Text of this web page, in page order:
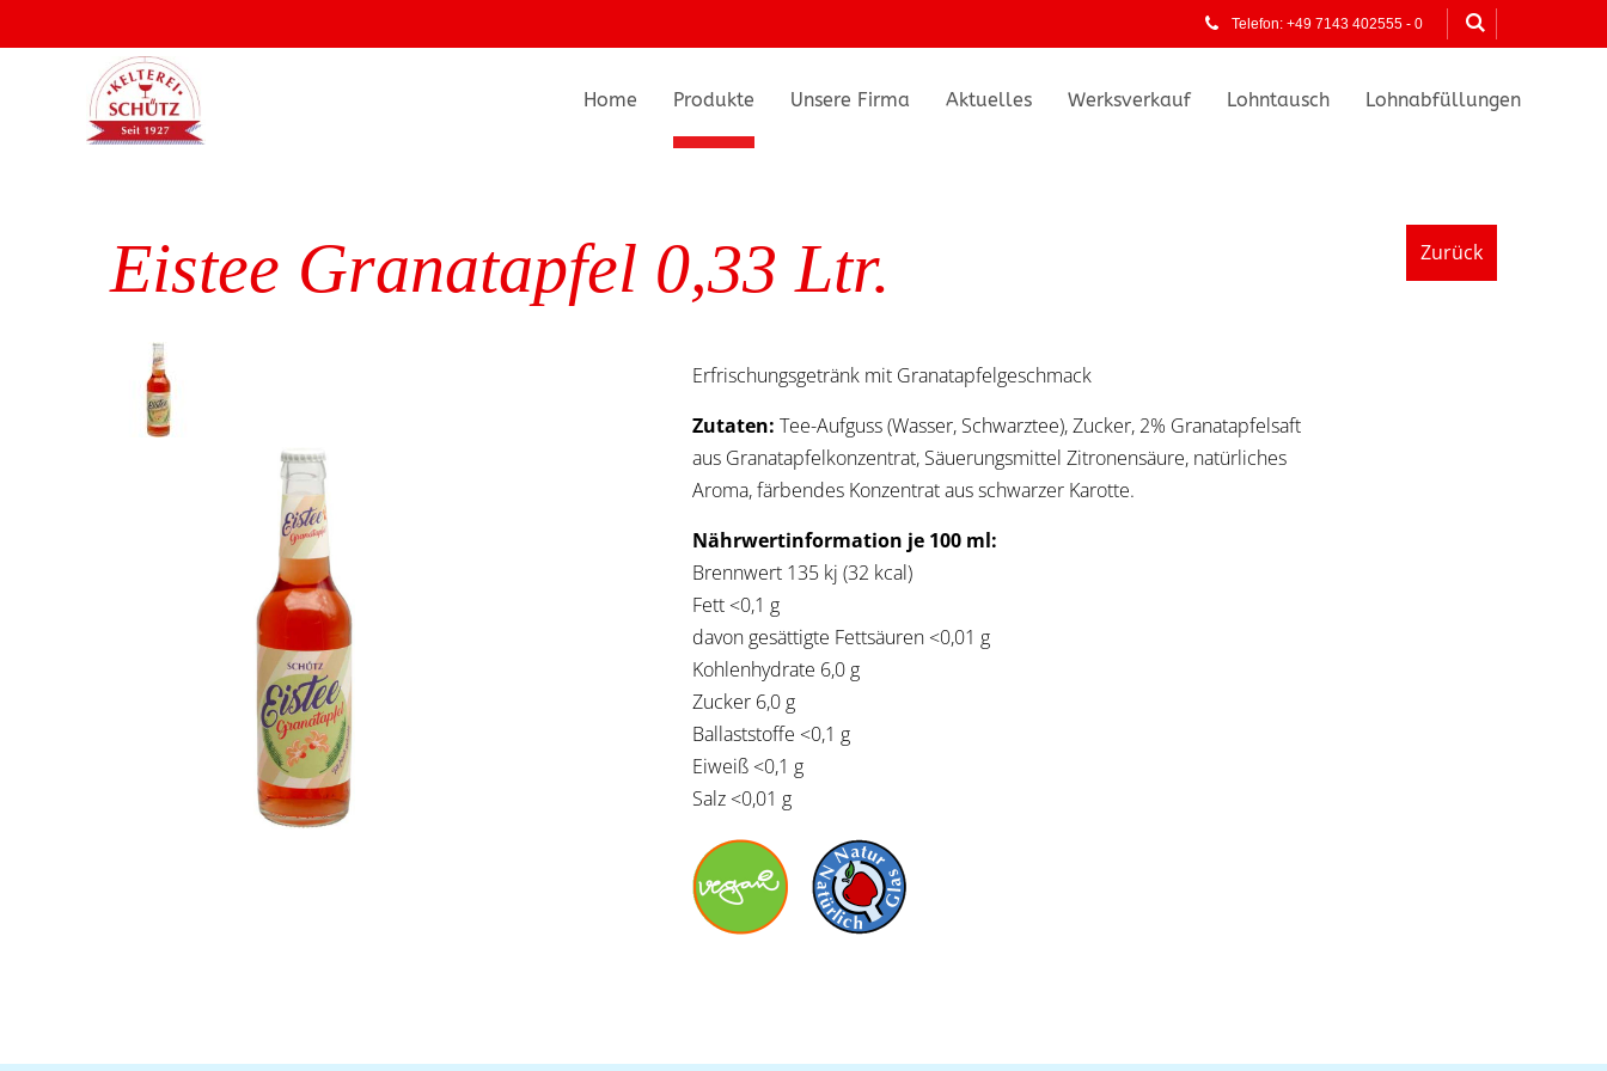
Telefon: +49 7143 402555 - 0
Home Produkte Unsere Firma Aktuelles Werksverkauf Lohntausch Lohnabfüllungen
Zurück
Eistee Granatapfel 0,33 Ltr.
Erfrischungsgetränk mit Granatapfelgeschmack
Zutaten: Tee-Aufguss (Wasser, Schwarztee), Zucker, 2% Granatapfelsaft
aus Granatapfelkonzentrat, Säuerungsmittel Zitronensäure, natürliches
Aroma, färbendes Konzentrat aus schwarzer Karotte.
Nährwertinformation je 100 ml:
Brennwert 135 kj (32 kcal)
Fett <0,1 g
davon gesättigte Fettsäuren <0,01 g
Kohlenhydrate 6,0 g
Zucker 6,0 g
Ballaststoffe <0,1 g
Eiweiß <0,1 g
Salz <0,01 g